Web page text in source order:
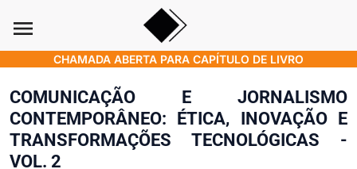
menu
CHAMADA ABERTA PARA CAPÍTULO DE LIVRO
COMUNICAÇÃO E JORNALISMO
CONTEMPORÂNEO: ÉTICA, INOVAÇÃO E
TRANSFORMAÇÕES TECNOLÓGICAS -
VOL. 2